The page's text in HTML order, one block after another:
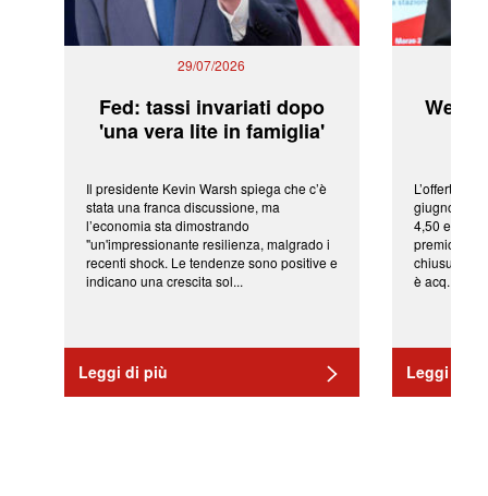
29/07/2026
Fed: tassi invariati dopo
'una vera lite in famiglia'
Il presidente Kevin Warsh spiega che c’è
stata una franca discussione, ma
l’economia sta dimostrando
"un'impressionante resilienza, malgrado i
recenti shock. Le tendenze sono positive e
indicano una crescita sol...
Leggi di più
L’offerta
giugno da
4,50 euro
premio di
chiusura
è acq...
Leggi di